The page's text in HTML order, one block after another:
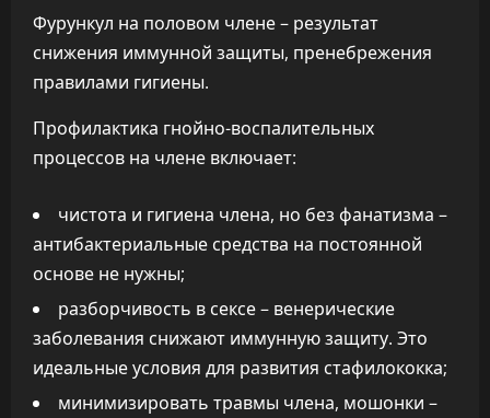
Фурункул на половом члене – результат
снижения иммунной защиты, пренебрежения
правилами гигиены.
Профилактика гнойно-воспалительных
процессов на члене включает:
чистота и гигиена члена, но без фанатизма –
антибактериальные средства на постоянной
основе не нужны;
разборчивость в сексе – венерические
заболевания снижают иммунную защиту. Это
идеальные условия для развития стафилококка;
минимизировать травмы члена, мошонки –